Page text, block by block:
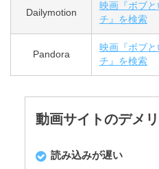
Dailymotion
映画『ボブ
チ』を検索
Pandora
映画『ボブ
チ』を検索
動画サイトのデメ
読み込みが遅い